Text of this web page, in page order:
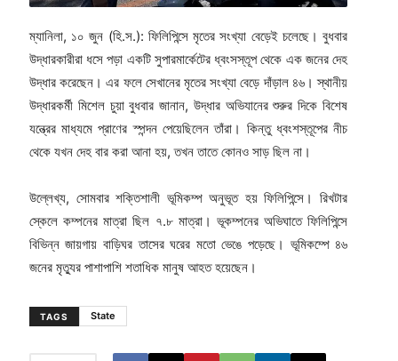
ম্যানিলা, ১০ জুন (হি.স.): ফিলিপিন্সে মৃতের সংখ্যা বেড়েই চলেছে। বুধবার
উদ্ধারকারীরা ধসে পড়া একটি সুপারমার্কেটের ধ্বংসস্তূপ থেকে এক জনের দেহ
উদ্ধার করেছেন। এর ফলে সেখানের মৃতের সংখ্যা বেড়ে দাঁড়াল ৪৬। স্থানীয়
উদ্ধারকর্মী মিশেল চুয়া বুধবার জানান, উদ্ধার অভিযানের শুরুর দিকে বিশেষ
যন্ত্রের মাধ্যমে প্রাণের স্পন্দন পেয়েছিলেন তাঁরা। কিন্তু ধ্বংশস্তূপের নীচ
থেকে যখন দেহ বার করা আনা হয়, তখন তাতে কোনও সাড় ছিল না।
উল্লেখ্য, সোমবার শক্তিশালী ভূমিকম্প অনুভূত হয় ফিলিপিন্সে। রিখটার
স্কেলে কম্পনের মাত্রা ছিল ৭.৮ মাত্রা। ভূকম্পনের অভিঘাতে ফিলিপিন্সে
বিভিন্ন জায়গায় বাড়িঘর তাসের ঘরের মতো ভেঙে পড়েছে। ভূমিকম্পে ৪৬
জনের মৃত্যুর পাশাপাশি শতাধিক মানুষ আহত হয়েছেন।
TAGS State